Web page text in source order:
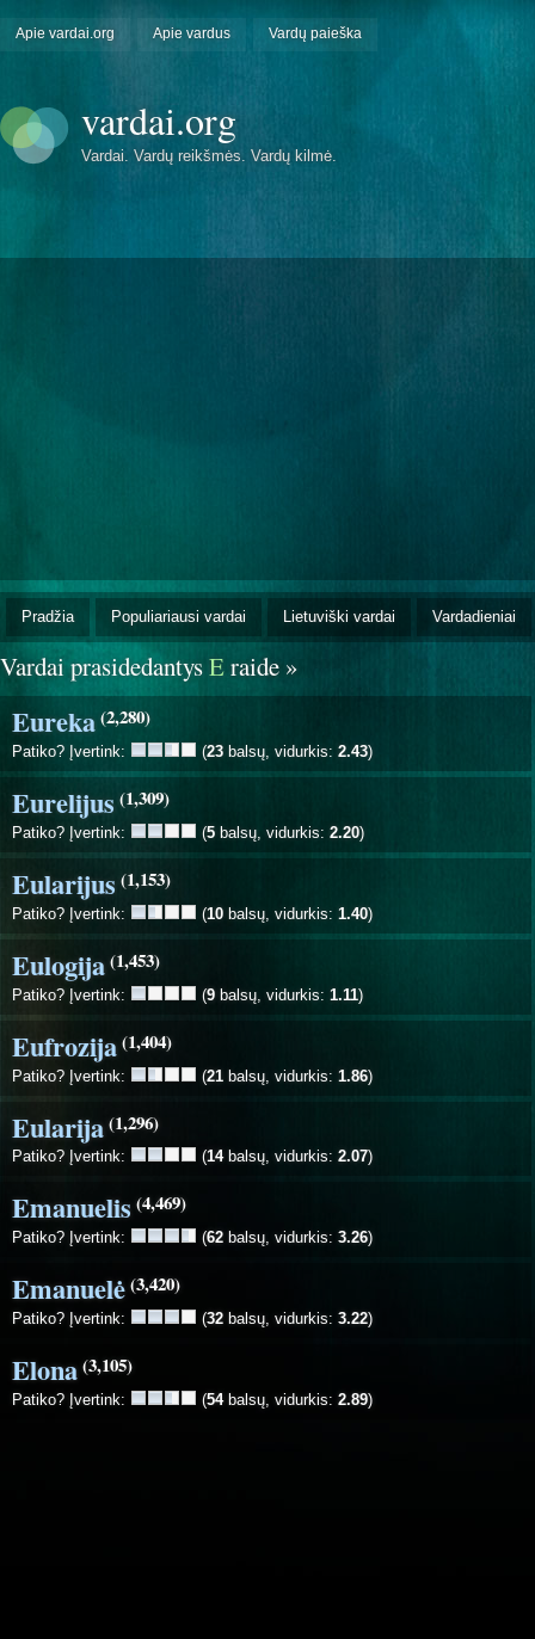
Apie vardai.org Apie vardus Vardų paieška
vardai.org
Vardai. Vardų reikšmės. Vardų kilmė.
Pradžia Populiariausi vardai Lietuviški vardai Vardadieniai
Vardai prasidedantysEraide »
Eureka(2,280)
Patiko? Įvertink: (23 balsų, vidurkis: 2.43)
Eurelijus(1,309)
Patiko? Įvertink: (5 balsų, vidurkis: 2.20)
Eularijus (1,153)
Patiko? Įvertink: (10 balsų, vidurkis: 1.40)
Eulogija(1,453)
Patiko? Įvertink: (9 balsų, vidurkis: 1.11)
Eufrozija(1,404)
Patiko? Įvertink: (21 balsų, vidurkis: 1.86)
Eularija(1,296)
Patiko? Įvertink: (14balsų, vidurkis: 2.07)
Emanuelis(4,469)
Patiko? Įvertink: (62 balsų, vidurkis: 3.26)
Emanuelė(3,420)
Patiko? Įvertink: (32 balsų, vidurkis: 3.22)
Elona(3,105)
Patiko? Įvertink: (54balsų, vidurkis: 2.89)